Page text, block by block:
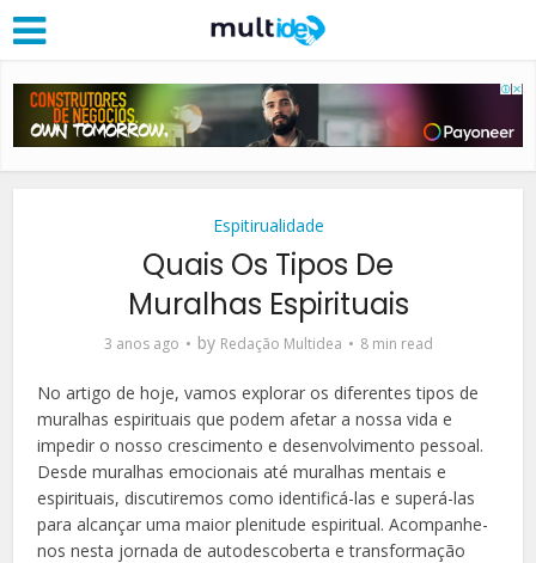
Espitirualidade
Quais Os Tipos De
Muralhas Espirituais
3 anos ago by Redação Multidea 8 min read
No artigo de hoje, vamos explorar os diferentes tipos de
muralhas espirituais que podem afetar a nossa vida e
impedir o nosso crescimento e desenvolvimento pessoal.
Desde muralhas emocionais até muralhas mentais e
espirituais, discutiremos como identificá-las e superá-las
para alcançar uma maior plenitude espiritual. Acompanhe-
nos nesta jornada de autodescoberta e transformação